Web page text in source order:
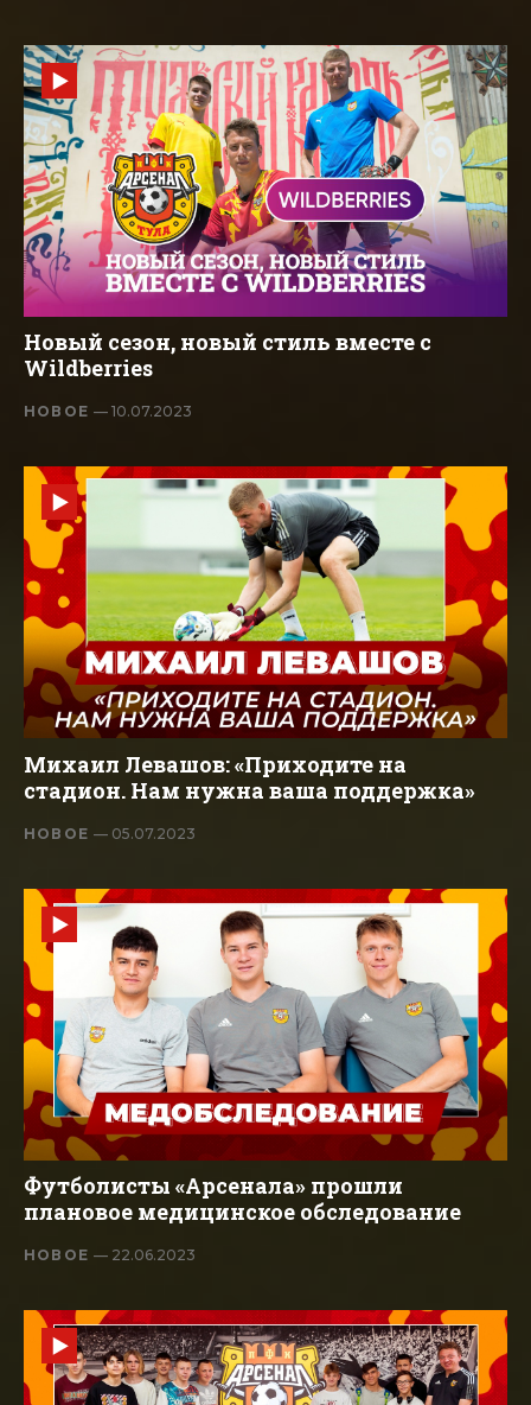
Новый сезон, новый стиль вместе с
Wildberries
НОВОЕ— 10.07.2023
Михаил Левашов: «Приходите на
стадион. Нам нужна ваша поддержка»
НОВОЕ— 05.07.2023
Футболисты «Арсенала» прошли
плановое медицинское обследование
НОВОЕ— 22.06.2023